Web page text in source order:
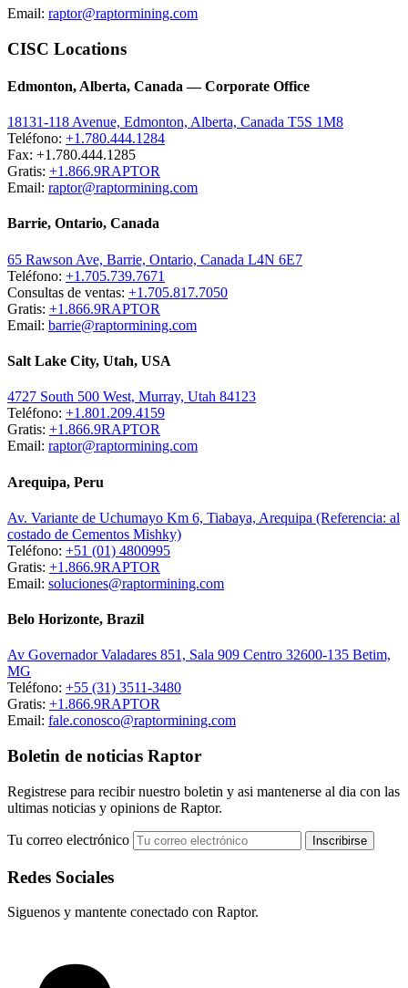
Email: raptor@raptormining.com
CISC Locations
Edmonton, Alberta, Canada — Corporate Office
18131-118 Avenue, Edmonton, Alberta, Canada T5S 1M8
Teléfono: +1.780.444.1284
Fax: +1.780.444.1285
Gratis: +1.866.9RAPTOR
Email: raptor@raptormining.com
Barrie, Ontario, Canada
65 Rawson Ave, Barrie, Ontario, Canada L4N 6E7
Teléfono: +1.705.739.7671
Consultas de ventas: +1.705.817.7050
Gratis: +1.866.9RAPTOR
Email: barrie@raptormining.com
Salt Lake City, Utah, USA
4727 South 500 West, Murray, Utah 84123
Teléfono: +1.801.209.4159
Gratis: +1.866.9RAPTOR
Email: raptor@raptormining.com
Arequipa, Peru
Av. Variante de Uchumayo Km 6, Tiabaya, Arequipa (Referencia: al
costado de Cementos Mishky)
Teléfono: +51 (01) 4800995
Gratis: +1.866.9RAPTOR
Email: soluciones@raptormining.com
Belo Horizonte, Brazil
Av Governador Valadares 851, Sala 909 Centro 32600-135 Betim,
MG
Teléfono: +55 (31) 3511-3480
Gratis: +1.866.9RAPTOR
Email: fale.conosco@raptormining.com
Boletin de noticias Raptor
Registrese para recibir nuestro boletin y asi mantenerse al dia con las
ultimas noticias y opinions de Raptor.
Tu correo electrónico
Redes Sociales
Siguenos y mantente conectado con Raptor.